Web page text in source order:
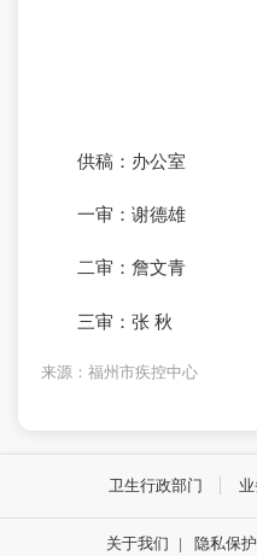
供稿：办公室
一审：谢德雄
二审：詹文青
三审：张 秋
来源：福州市疾控中心
卫生行政部门
关于我们 | 隐私保护